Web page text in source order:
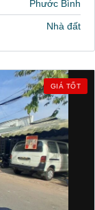
Phước Bình
Nhà đất
GIÁ TỐT